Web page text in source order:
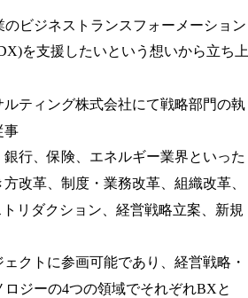
ビジネストランスフォーメーション
を支援したいという想いから立ち上
ティング株式会社にて戦略部門の執
事
行、保険、エネルギー業界といった
改革、制度・業務改革、組織改革、
リダクション、経営戦略立案、新規
クトに参画可能であり、経営戦略・
ジーの4つの領域でそれぞれBXと